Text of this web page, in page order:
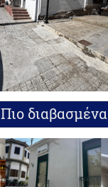
Πιο διαβασμένα